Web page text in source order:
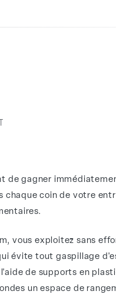
de gagner
chaque coin de votre
vous exploitez sans
évite tout gaspillage
de supports en
un espace de